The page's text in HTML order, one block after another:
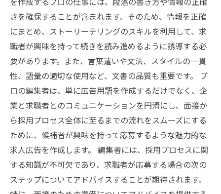
さを確保することが含まれます。そのため、情報を正確
にまとめ、ストーリーテリングのスキルを利用して、求
職者が興味を持って続きを読み進めるように誘導する必
要があります。また、言葉遣いや文法、スタイルの一貫
性、語彙の適切な使用など、文書の品質も重要です。 プ
ロの編集者は、単に広告用語を作成するだけでなく、企
業と求職者とのコミュニケーションを円滑にし、面接か
ら採用プロセス全体に至るまでの流れをスムーズにする
ために、候補者が興味を持って応募するような魅力的な
求人広告を作成します。 編集者には、採用プロセスに関
する知識が不可欠であり、求職者が応募する場合の次の
ステップについてアドバイスすることが期待されます。